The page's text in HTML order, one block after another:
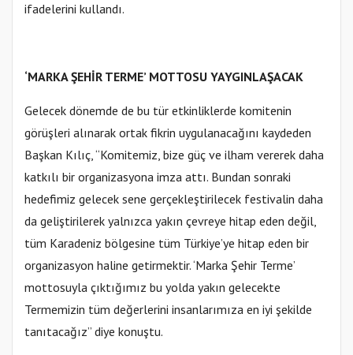
ifadelerini kullandı.
‘MARKA ŞEHİR TERME’ MOTTOSU YAYGINLAŞACAK
Gelecek dönemde de bu tür etkinliklerde komitenin
görüşleri alınarak ortak fikrin uygulanacağını kaydeden
Başkan Kılıç, “Komitemiz, bize güç ve ilham vererek daha
katkılı bir organizasyona imza attı. Bundan sonraki
hedefimiz gelecek sene gerçekleştirilecek festivalin daha
da geliştirilerek yalnızca yakın çevreye hitap eden değil,
tüm Karadeniz bölgesine tüm Türkiye’ye hitap eden bir
organizasyon haline getirmektir. ‘Marka Şehir Terme’
mottosuyla çıktığımız bu yolda yakın gelecekte
Termemizin tüm değerlerini insanlarımıza en iyi şekilde
tanıtacağız” diye konuştu.